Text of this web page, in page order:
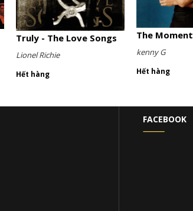
Truly - The Love Songs
Lionel Richie
Hết hàng
The Moment
kenny G
Hết hàng
FACEBOOK